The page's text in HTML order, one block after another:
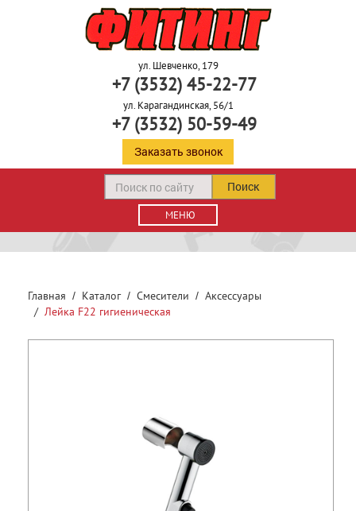
ул. Шевченко, 179
+7 (3532) 45-22-77
ул. Карагандинская, 56/1
+7 (3532) 50-59-49
Заказать звонок
МЕНЮ
Поиск
Главная Каталог Смесители
Аксессуары
Лейка F22 гигиеническая